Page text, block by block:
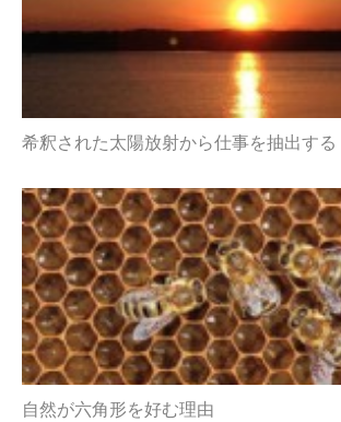
希釈された太陽放射から仕事を抽出する
自然が六角形を好む理由